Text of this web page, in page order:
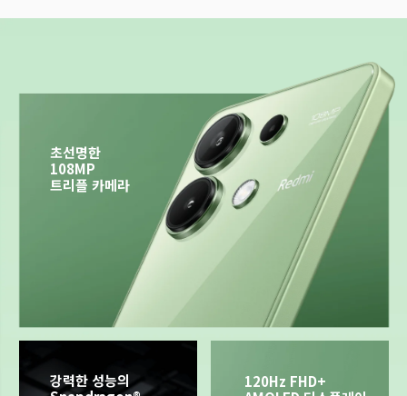
초선명한
108MP
트리플 카메라
강력한 성능의
120Hz FHD+